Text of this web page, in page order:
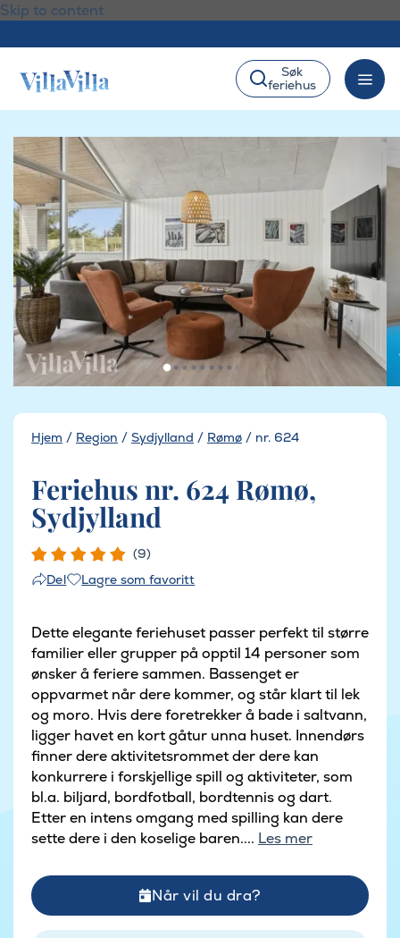
Skip to content
Søk
feriehus
Hjem / Region / Sydjylland / Rømø / nr. 624
Feriehus nr. 624 Rømø,
Sydjylland
(9)
Del
Lagre som favoritt
Dette elegante feriehuset passer perfekt til større
familier eller grupper på opptil 14 personer som
ønsker å feriere sammen. Bassenget er
oppvarmet når dere kommer, og står klart til lek
og moro. Hvis dere foretrekker å bade i saltvann,
ligger havet en kort gåtur unna huset. Innendørs
finner dere aktivitetsrommet der dere kan
konkurrere i forskjellige spill og aktiviteter, som
bl.a. biljard, bordfotball, bordtennis og dart.
Etter en intens omgang med spilling kan dere
sette dere i den koselige baren.... Les mer
Når vil du dra?